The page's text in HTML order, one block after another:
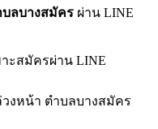
บลบางสมัคร ผ่าน LINE
ะสมัครผ่าน LINE
งหน้า ตำบลบางสมัคร